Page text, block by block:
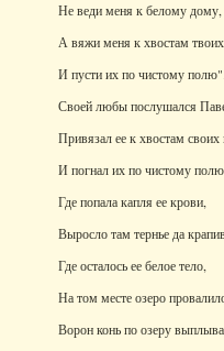
Не веди меня к белому дому,
А вяжи меня к хвостам
И пусти их по чистому
Своей любы послушался
Привязал ее к хвостам своих
И погнал их по чистому
Где попала капля ее крови,
Выросло там тернье да
Где осталось ее белое тело,
На том месте озеро
Ворон конь по озеру